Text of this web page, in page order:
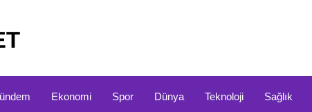
Ekonomi Spor Dünya Teknoloji Sağlık